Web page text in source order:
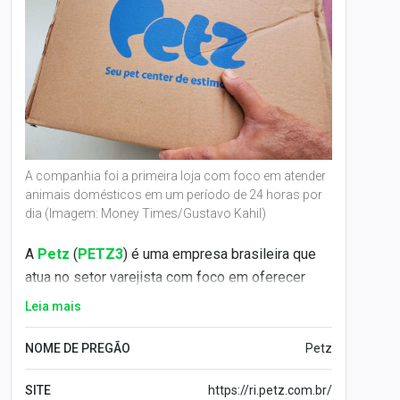
A companhia foi a primeira loja com foco em atender
animais domésticos em um período de 24 horas por
dia (Imagem: Money Times/Gustavo Kahil)
A Petz (PETZ3) é uma empresa brasileira que
atua no setor varejista com foco em oferecer
produtos para animais de estimação. Fundada
em 2002, a companhia tem sede na cidade de
São Paulo.
Operando com cerca de 110 lojas, em 13
Leia mais
NOME DE PREGÃO Petz
SITE https://ri.petz.com.br/